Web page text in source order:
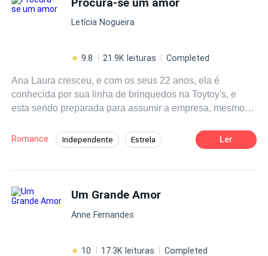
Enredo Acelerado Detetive
ContemporâneoLetícia Nogueira
9.8 21.9K leituras Completed
Ana Laura cresceu, e com os seus 22 anos, ela é
conhecida por sua linha de brinquedos na Toytoy's, e
esta sendo preparada para assumir a empresa, mesmo
amor para último plano, mas a sua vida muda
completamente ao conhece a dona Lindalva e se
Romance Independente Estrela
Médico/Médica Aventura
Ler
Um Grande Amor
Anne Fernandes
10 17.3K leituras Completed